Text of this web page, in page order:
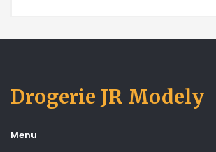
Drogerie JR Modely
Menu